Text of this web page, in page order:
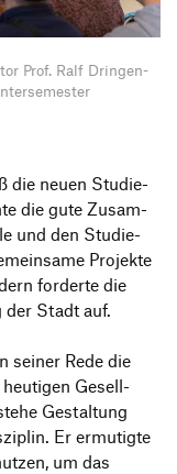
Prof. Ralf Drin­gen­
die neuen Studie­
die gute Zusam­
und den Studie­
Projekte
forderte die
Stadt auf.
seiner Rede die
heutigen Gesell­
Gestal­tung
Er ermu­tigte
um das